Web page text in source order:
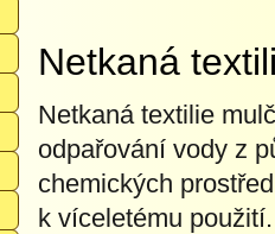
Netkaná
Netkaná textilie
odpařování vody z
chemických
k víceletému použití.